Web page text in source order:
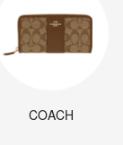
COACH